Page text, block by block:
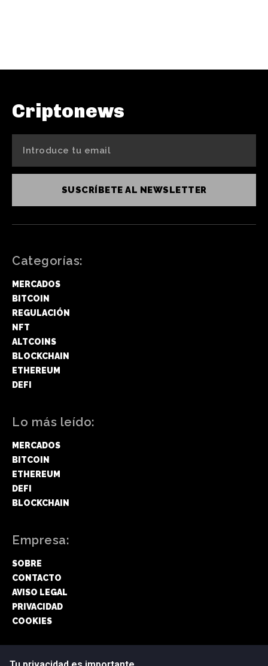
Criptonews
SUSCRÍBETE AL NEWSLETTER
Categorías:
MERCADOS
BITCOIN
REGULACIÓN
NFT
ALTCOINS
BLOCKCHAIN
ETHEREUM
DEFI
Lo más leído:
MERCADOS
BITCOIN
ETHEREUM
DEFI
BLOCKCHAIN
Empresa:
SOBRE
CONTACTO
AVISO LEGAL
PRIVACIDAD
COOKIES
Síguenos: